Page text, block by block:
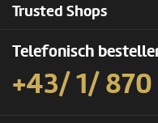
Trusted Shops
Telefonisch
+43/ 1/